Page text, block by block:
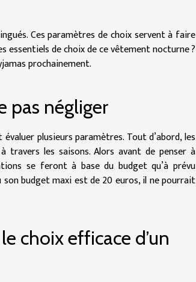
Ces paramètres de choix servent à faire
essentiels de choix de ce vêtement nocturne ?
prochainement.
pas négliger
plusieurs paramètres. Tout d’abord, les
travers les saisons. Alors avant de penser à
se feront à base du budget qu’à prévu
son budget maxi est de 20 euros, il ne pourrait
choix efficace d’un